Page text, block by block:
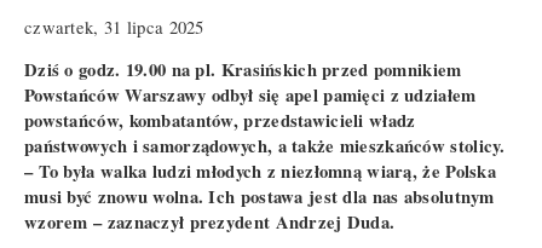
czwartek, 31 lipca 2025
Dziś o godz. 19.00 na pl. Krasińskich przed pomnikiem
Powstańców Warszawy odbył się apel pamięci z udziałem
powstańców, kombatantów, przedstawicieli władz
państwowych i samorządowych, a także mieszkańców stolicy.
– To była walka ludzi młodych z niezłomną wiarą, że Polska
musi być znowu wolna. Ich postawa jest dla nas absolutnym
wzorem – zaznaczył prezydent Andrzej Duda.